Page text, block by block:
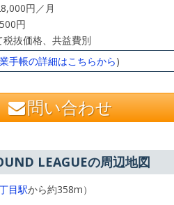
円／月
円
抜価格、共益費別
手帳の詳細はこちらから)
問い合わせ
LEAGUEの周辺地図
目駅から約358m）